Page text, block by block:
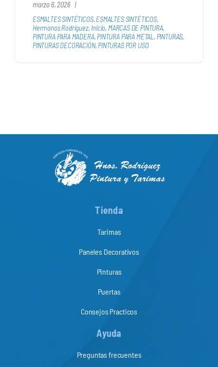
marzo 6, 2026 |
ESMALTES SINTÉTICOS, ESMALTES SINTÉTICOS,
Hermanos Rodríguez, Inicio, MARCAS DE PINTURA,
PINTURA PARA MADERA, PINTURA PARA METAL , PINTURAS,
PINTURAS DECORACIÓN, PINTURAS POR USO
Tienda
Tarimas
Paneles Decorativos
Pinturas
Puertas
Consejos Practicos
Ayuda
Preguntas frecuentes